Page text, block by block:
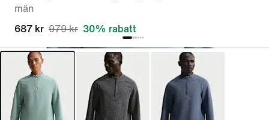
män
687 kr 979 kr 30% rabatt